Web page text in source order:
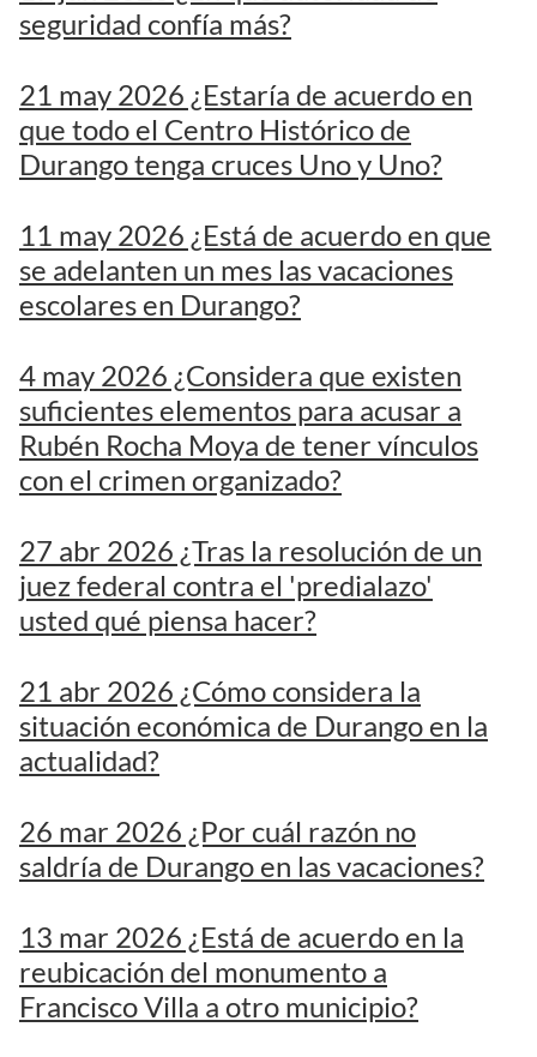
seguridad confía más?
21 may 2026 ¿Estaría de acuerdo en
que todo el Centro Histórico de
Durango tenga cruces Uno y Uno?
11 may 2026 ¿Está de acuerdo en que
se adelanten un mes las vacaciones
escolares en Durango?
4 may 2026 ¿Considera que existen
suficientes elementos para acusar a
Rubén Rocha Moya de tener vínculos
con el crimen organizado?
27 abr 2026 ¿Tras la resolución de un
juez federal contra el 'predialazo'
usted qué piensa hacer?
21 abr 2026 ¿Cómo considera la
situación económica de Durango en la
actualidad?
26 mar 2026 ¿Por cuál razón no
saldría de Durango en las vacaciones?
13 mar 2026 ¿Está de acuerdo en la
reubicación del monumento a
Francisco Villa a otro municipio?